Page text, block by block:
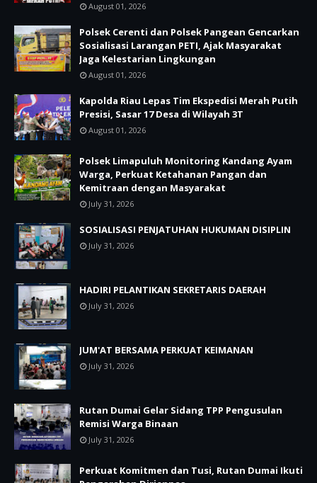
August 01, 2026
Polsek Cerenti dan Polsek Pangean Gencarkan
Sosialisasi Larangan PETI, Ajak Masyarakat
Jaga Kelestarian Lingkungan
August 01, 2026
Kapolda Riau Lepas Tim Ekspedisi Merah Putih
Presisi, Sasar 17 Desa di Wilayah 3T
August 01, 2026
Polsek Limapuluh Monitoring Kandang Ayam
Warga, Perkuat Ketahanan Pangan dan
Kemitraan dengan Masyarakat
July 31, 2026
SOSIALISASI PENJATUHAN HUKUMAN DISIPLIN
July 31, 2026
HADIRI PELANTIKAN SEKRETARIS DAERAH
July 31, 2026
JUM'AT BERSAMA PERKUAT KEIMANAN
July 31, 2026
Rutan Dumai Gelar Sidang TPP Pengusulan
Remisi Warga Binaan
July 31, 2026
Perkuat Komitmen dan Tusi, Rutan Dumai Ikuti